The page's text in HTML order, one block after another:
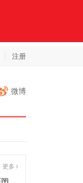
注册
微博
更多